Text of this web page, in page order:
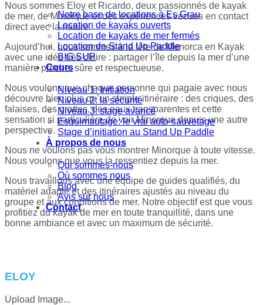
Notre base de locations à Es Grau
Location de kayaks ouverts
Location de kayaks de mer fermés
Location de Stand Up Paddle
BIG SUP
Cours
Niveau 1: Initiation
Niveau 2: la sécurité
Niveau 3: stage avancé
Esquimautage: le vrai auto-sauvetage
Stage d’initiation au Stand Up Paddle
À propos de nous
Qui sommes-nous
Où sommes nous
Blog
Avis sur nous
Contact
Nous sommes Eloy et Ricardo, deux passionnés de kayak
de mer, de Minorque et des expériences vécues en contact
direct avec la nature.
Aujourd’hui, nous sommes à la tête de Menorca en Kayak
avec une idée très claire : partager l’île depuis la mer d’une
manière proche, sûre et respectueuse.
Nous voulons que chaque personne qui pagaie avec nous
découvre bien plus qu’un simple itinéraire : des criques, des
falaises, des grottes, des eaux transparentes et cette
sensation si particulière de voir Minorque depuis une autre
perspective.
Nous ne voulons pas vous montrer Minorque à toute vitesse.
Nous voulons que vous la ressentiez depuis la mer.
Nous travaillons avec une équipe de guides qualifiés, du
matériel adapté et des itinéraires ajustés au niveau du
groupe et aux conditions de mer. Notre objectif est que vous
profitiez du kayak de mer en toute tranquillité, dans une
bonne ambiance et avec un maximum de sécurité.
ELOY
Upload Image...